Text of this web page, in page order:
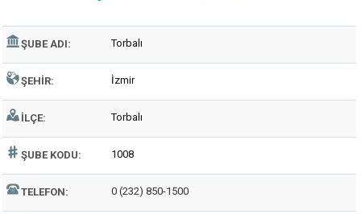
ŞUBE ADI: Torbalı
ŞEHIR: İzmir
İLÇE: Torbalı
ŞUBE KODU: 1008
TELEFON: 0 (232) 850-1500